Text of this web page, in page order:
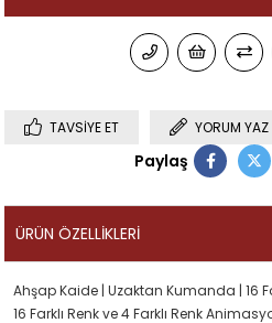
TAVSIYE ET YORUM YAZ
Paylaş
ÜRÜN ÖZELLIKLERI
Ahşap Kaide | Uzaktan Kumanda | 16
16 Farklı Renk ve 4 Farklı Renk